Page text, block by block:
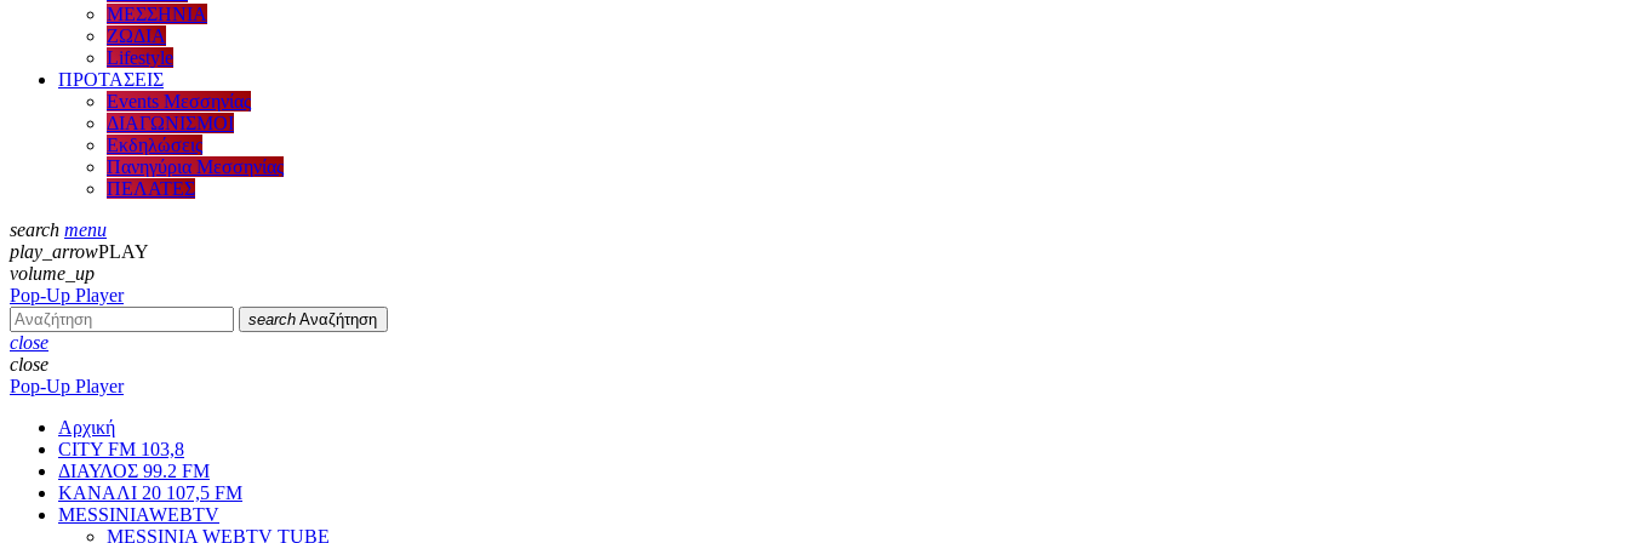
ΜΕΣΣΗΝΙΑ
ΖΩΔΙΑ
Lifestyle
ΠΡΟΤΑΣΕΙΣ
Events Μεσσηνίας
ΔΙΑΓΩΝΙΣΜΟΙ
Εκδηλώσεις
Πανηγύρια Μεσσηνίας
ΠΕΛΑΤΕΣ
search menu
play_arrowPLAY
volume_up
Pop-Up Player
search Αναζήτηση
close
close
Pop-Up Player
Αρχική
CITY FM 103,8
ΔΙΑΥΛΟΣ 99.2 FM
ΚΑΝΑΛΙ 20 107,5 FM
MESSINIAWEBTV
MESSINIA WEBTV TUBE